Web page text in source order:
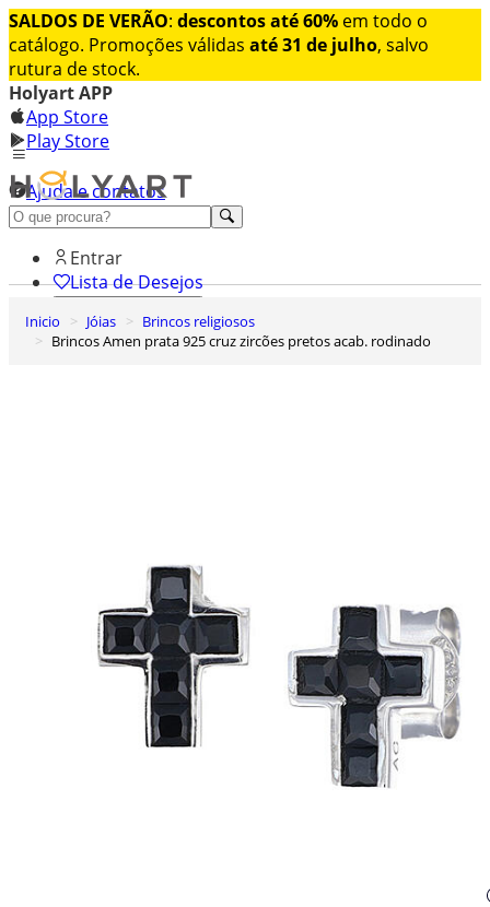
SALDOS DE VERÃO: descontos até 60% em todo o
catálogo. Promoções válidas até 31 de julho, salvo
rutura de stock.
Holyart APP
App Store
Play Store
Ajuda e contatos
Conheça premium
Entrar
Lista de Desejos
0
Carrinho de Compras
Inicio Jóias
Brincos religiosos
Brincos Amen prata 925 cruz zircões pretos acab. rodinado